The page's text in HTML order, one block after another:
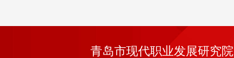
青岛市现代职业发展研究院